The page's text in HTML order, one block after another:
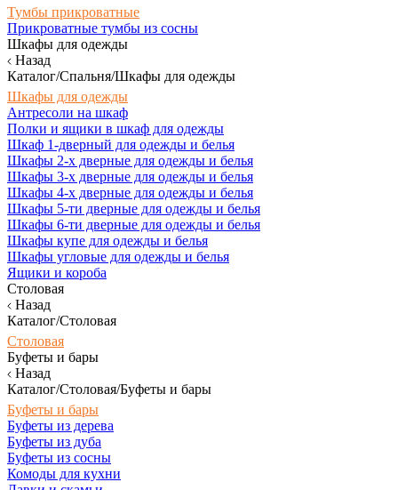
Тумбы прикроватные
Прикроватные тумбы из сосны
Шкафы для одежды
Назад
Каталог/Спальня/Шкафы для одежды
Шкафы для одежды
Антресоли на шкаф
Полки и ящики в шкаф для одежды
Шкаф 1-дверный для одежды и белья
Шкафы 2-х дверные для одежды и белья
Шкафы 3-х дверные для одежды и белья
Шкафы 4-х дверные для одежды и белья
Шкафы 5-ти дверные для одежды и белья
Шкафы 6-ти дверные для одежды и белья
Шкафы купе для одежды и белья
Шкафы угловые для одежды и белья
Ящики и короба
Столовая
Назад
Каталог/Столовая
Столовая
Буфеты и бары
Назад
Каталог/Столовая/Буфеты и бары
Буфеты и бары
Буфеты из дерева
Буфеты из дуба
Буфеты из сосны
Комоды для кухни